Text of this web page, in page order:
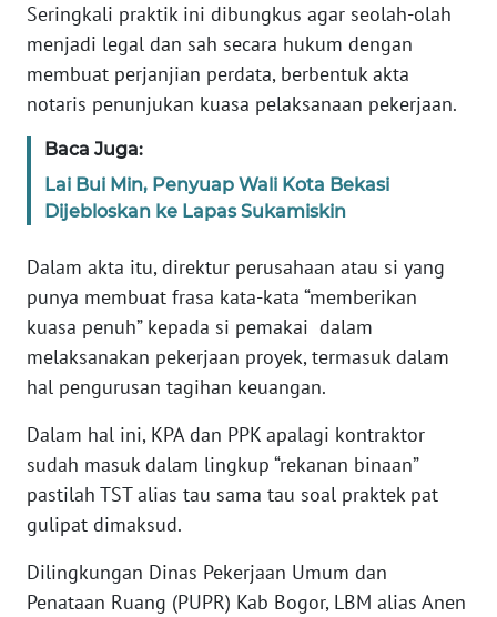
Seringkali praktik ini dibungkus agar seolah-olah
menjadi legal dan sah secara hukum dengan
membuat perjanjian perdata, berbentuk akta
notaris penunjukan kuasa pelaksanaan pekerjaan.
Baca Juga:
Lai Bui Min, Penyuap Wali Kota Bekasi
Dijebloskan ke Lapas Sukamiskin
Dalam akta itu, direktur perusahaan atau si yang
punya membuat frasa kata-kata “memberikan
kuasa penuh” kepada si pemakai dalam
melaksanakan pekerjaan proyek, termasuk dalam
hal pengurusan tagihan keuangan.
Dalam hal ini, KPA dan PPK apalagi kontraktor
sudah masuk dalam lingkup “rekanan binaan”
pastilah TST alias tau sama tau soal praktek pat
gulipat dimaksud.
Dilingkungan Dinas Pekerjaan Umum dan
Penataan Ruang (PUPR) Kab Bogor, LBM alias Anen
WN
NTT
KEPRI
WN
PAPUA
BARAT
WN
WN
SERAMBI
JAMBI